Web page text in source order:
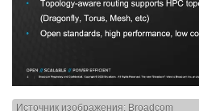
Источник изображения: Broadcom